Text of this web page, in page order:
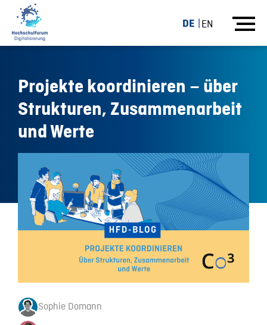
DE EN
Projekte koordinieren – über
Strukturen, Zusammenarbeit
und Werte
Sophie Domann